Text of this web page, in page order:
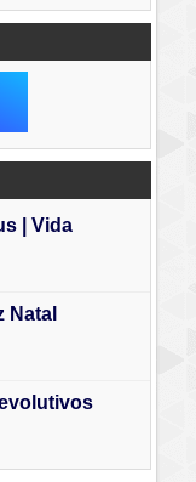
| Vida
Natal